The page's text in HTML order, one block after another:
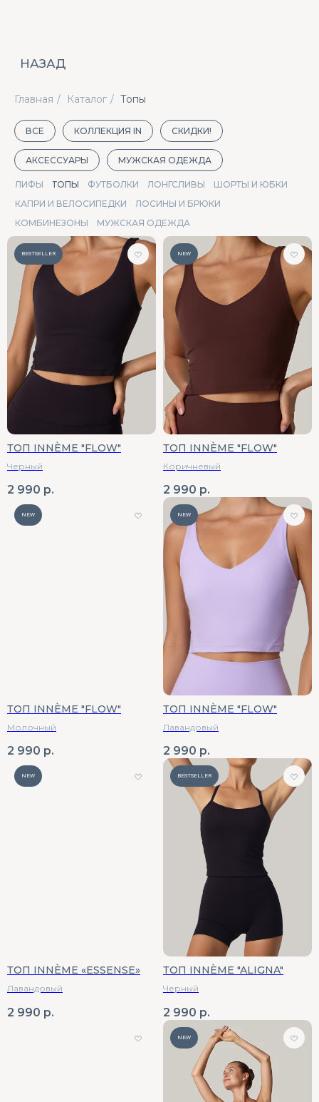
Главная / Каталог / Топы
ВСЕ КОЛЛЕКЦИЯ IN СКИДКИ!
АКСЕССУАРЫ МУЖСКАЯ ОДЕЖДА
ЛИФЫ ТОПЫ ФУТБОЛКИ ЛОНГСЛИВЫ
ШОРТЫ И ЮБКИ
КАПРИ И ВЕЛОСИПЕДКИ
ЛОСИНЫ И БРЮКИ
КОМБИНЕЗОНЫ
МУЖСКАЯ ОДЕЖДА
BESTSELLER
ТОП INNÈME "FLOW"
Черный
2 990 р.
NEW
ТОП INNÈME "FLOW"
Коричневый
2 990 р.
NEW
ТОП INNÈME "FLOW"
Молочный
2 990 р.
NEW
ТОП INNÈME "FLOW"
Лавандовый
2 990 р.
NEW
ТОП INNÈME «ESSENSE»
Лавандовый
2 990 р.
BESTSELLER
ТОП INNÈME "ALIGNA"
Черный
2 990 р.
NEW